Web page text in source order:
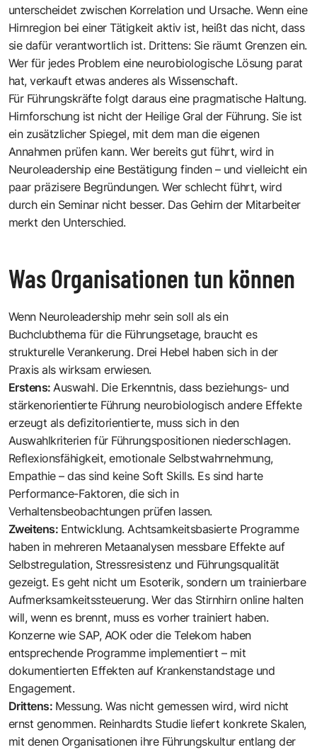
unterscheidet zwischen Korrelation und Ursache. Wenn eine
Hirnregion bei einer Tätigkeit aktiv ist, heißt das nicht, dass
sie dafür verantwortlich ist. Drittens: Sie räumt Grenzen ein.
Wer für jedes Problem eine neurobiologische Lösung parat
hat, verkauft etwas anderes als Wissenschaft.
Für Führungskräfte folgt daraus eine pragmatische Haltung.
Hirnforschung ist nicht der Heilige Gral der Führung. Sie ist
ein zusätzlicher Spiegel, mit dem man die eigenen
Annahmen prüfen kann. Wer bereits gut führt, wird in
Neuroleadership eine Bestätigung finden – und vielleicht ein
paar präzisere Begründungen. Wer schlecht führt, wird
durch ein Seminar nicht besser. Das Gehirn der Mitarbeiter
merkt den Unterschied.
Was Organisationen tun können
Wenn Neuroleadership mehr sein soll als ein
Buchclubthema für die Führungsetage, braucht es
strukturelle Verankerung. Drei Hebel haben sich in der
Praxis als wirksam erwiesen.
Erstens: Auswahl. Die Erkenntnis, dass beziehungs- und
stärkenorientierte Führung neurobiologisch andere Effekte
erzeugt als defizitorientierte, muss sich in den
Auswahlkriterien für Führungspositionen niederschlagen.
Reflexionsfähigkeit, emotionale Selbstwahrnehmung,
Empathie – das sind keine Soft Skills. Es sind harte
Performance-Faktoren, die sich in
Verhaltensbeobachtungen prüfen lassen.
Zweitens: Entwicklung. Achtsamkeitsbasierte Programme
haben in mehreren Metaanalysen messbare Effekte auf
Selbstregulation, Stressresistenz und Führungsqualität
gezeigt. Es geht nicht um Esoterik, sondern um trainierbare
Aufmerksamkeitssteuerung. Wer das Stirnhirn online halten
will, wenn es brennt, muss es vorher trainiert haben.
Konzerne wie SAP, AOK oder die Telekom haben
entsprechende Programme implementiert – mit
dokumentierten Effekten auf Krankenstandstage und
Engagement.
Drittens: Messung. Was nicht gemessen wird, wird nicht
ernst genommen. Reinhardts Studie liefert konkrete Skalen,
mit denen Organisationen ihre Führungskultur entlang der